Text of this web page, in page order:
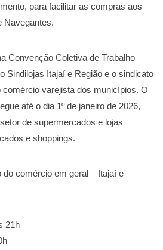
para facilitar as compras aos
Navegantes.
Convenção Coletiva de Trabalho
Sindilojas Itajaí e Região e o sindicato
comércio varejista dos municípios. O
até o dia 1º de janeiro de 2026,
de supermercados e lojas
e shoppings.
do comércio em geral – Itajaí e
21h